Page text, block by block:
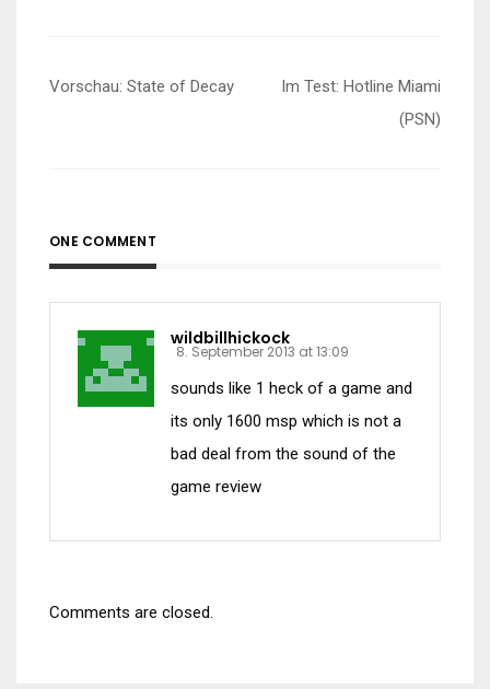
Beitragsnavigation
Vorschau: State of Decay
Im Test: Hotline Miami
(PSN)
ONE COMMENT
wildbillhickock
8. September 2013 at 13:09
sounds like 1 heck of a game and
its only 1600 msp which is not a
bad deal from the sound of the
game review
Comments are closed.